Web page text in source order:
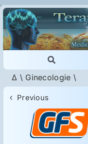
Skip
to
content
Toggle
Navigation
Cautare...
Imunologie
Dermatologie
Δ \ Ginecologie \
Previous